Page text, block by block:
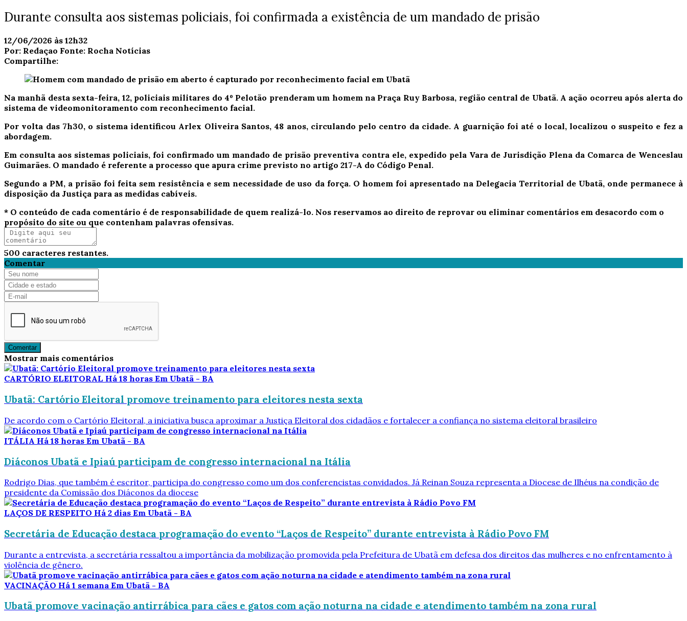
Durante consulta aos sistemas policiais, foi confirmada a existência de um mandado de prisão
12/06/2026 às 12h32
Por: Redaçao Fonte: Rocha Notícias
Compartilhe:
Na manhã desta sexta-feira, 12, policiais militares do 4º Pelotão prenderam um homem na Praça Ruy Barbosa, região central de Ubatã. A ação ocorreu após alerta do
sistema de videomonitoramento com reconhecimento facial.
Por volta das 7h30, o sistema identificou Arlex Oliveira Santos, 48 anos, circulando pelo centro da cidade. A guarnição foi até o local, localizou o suspeito e fez a
abordagem.
Em consulta aos sistemas policiais, foi confirmado um mandado de prisão preventiva contra ele, expedido pela Vara de Jurisdição Plena da Comarca de Wenceslau
Guimarães. O mandado é referente a processo que apura crime previsto no artigo 217-A do Código Penal.
Segundo a PM, a prisão foi feita sem resistência e sem necessidade de uso da força. O homem foi apresentado na Delegacia Territorial de Ubatã, onde permanece à
disposição da Justiça para as medidas cabíveis.
* O conteúdo de cada comentário é de responsabilidade de quem realizá-lo. Nos reservamos ao direito de reprovar ou eliminar comentários em desacordo com o
propósito do site ou que contenham palavras ofensivas.
500 caracteres restantes.
Comentar
Comentar
Mostrar mais comentários
CARTÓRIO ELEITORAL Há 18 horas Em Ubatã - BA
Ubatã: Cartório Eleitoral promove treinamento para eleitores nesta sexta
De acordo com o Cartório Eleitoral, a iniciativa busca aproximar a Justiça Eleitoral dos cidadãos e fortalecer a confiança no sistema eleitoral brasileiro
ITÁLIA Há 18 horas Em Ubatã - BA
Diáconos Ubatã e Ipiaú participam de congresso internacional na Itália
Rodrigo Dias, que também é escritor, participa do congresso como um dos conferencistas convidados. Já Reinan Souza representa a Diocese de Ilhéus na condição de
presidente da Comissão dos Diáconos da diocese
LAÇOS DE RESPEITO Há 2 dias Em Ubatã - BA
Secretária de Educação destaca programação do evento “Laços de Respeito” durante entrevista à Rádio Povo FM
Durante a entrevista, a secretária ressaltou a importância da mobilização promovida pela Prefeitura de Ubatã em defesa dos direitos das mulheres e no enfrentamento à
violência de gênero.
VACINAÇÃO Há 1 semana Em Ubatã - BA
Ubatã promove vacinação antirrábica para cães e gatos com ação noturna na cidade e atendimento também na zona rural